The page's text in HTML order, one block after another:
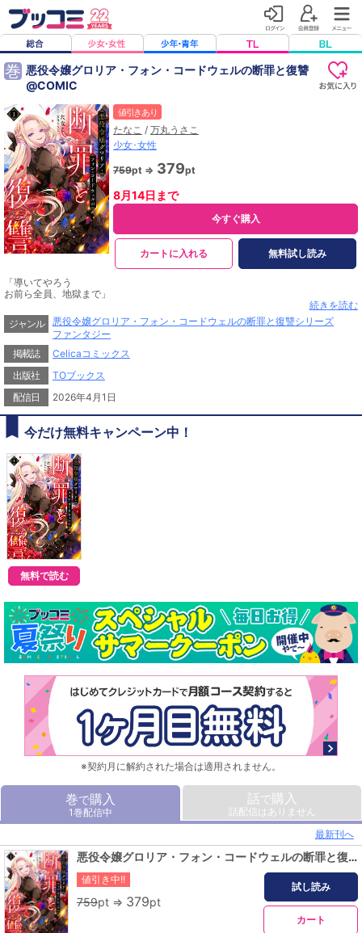
巻 悪役令嬢グロリア・フォン・コードウェルの断罪と復讐
@COMIC
値引きあり
たなこ / 万丸うさこ
少女･女性
759pt ⇒ 379pt
8月14日まで
今すぐ購入
カートに入れる 無料試し読み
「導いてやろう
お前ら全員、地獄まで」
待望のコミカライズ第１巻！
ノベル上下巻同日発売！
巻末描き下ろし漫画＆原作・万丸うさこ先生による書き下ろしSS豪華W収録！
公爵令嬢・グロリアは、婚約者や家族に裏切られ無実の罪で殺された。だが目覚
めると、十歳の頃に時間が巻き戻っていた!? 人生をやり直すチャンスを得た彼
女は微笑む──「愚か者どもに地獄を見せてやろう」不貞をした婚約者、娘を売っ
た父、正義漢ぶる聖女……誰ひとり、許さない。地位、名誉、前世の記憶。魂に
取り憑いていた転生者の知識も利用して、それぞれの本性を暴き、全ての罪を償
わせる！
真の悪女による容赦ない復讐劇、開幕！
続きを読む
ジャンル
悪役令嬢グロリア・フォン・コードウェルの断罪と復讐シリーズ
ファンタジー
掲載誌
Celicaコミックス
出版社
TOブックス
配信日
2026年4月1日
今だけ無料キャンペーン中！
無料で読む
※契約月に解約された場合は適用されません。
巻で購入
1巻配信中
話で購入
話配信はありません
最新刊へ
悪役令嬢グロリア・フォン・コードウェルの断罪と復讐@COMIC 第1巻
値引き中!!
759pt ⇒ 379pt
試し読み
カート